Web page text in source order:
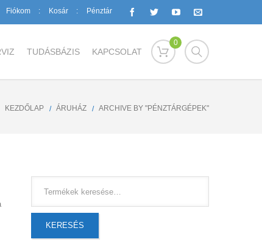
Fiókom Kosár Pénztár
0
TUDÁSBÁZIS KAPCSOLAT
KEZDŐLAP ÁRUHÁZ ARCHIVE BY "PÉNZTÁRGÉPEK"
KERESÉS